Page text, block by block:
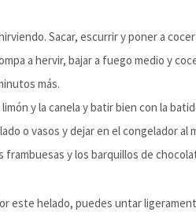
Sacar, escurrir y poner a
a hervir, bajar a fuego medio y
más.
y la canela y batir bien con la
o vasos y dejar en el congelador al
y los barquillos de
este helado, puedes untar